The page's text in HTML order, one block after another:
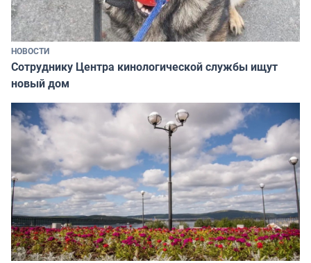
НОВОСТИ
Сотруднику Центра кинологической службы ищут
новый дом